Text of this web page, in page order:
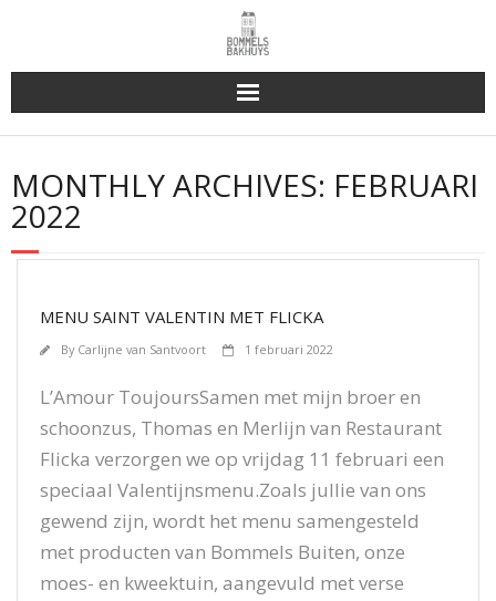
Bakhuys Buiten, verleden heden toekomst
Reserveren & Bestellen
MONTHLY ARCHIVES: FEBRUARI
2022
MENU SAINT VALENTIN MET FLICKA
By Carlijne van Santvoort 1 februari 2022
L’Amour ToujoursSamen met mijn broer en
schoonzus, Thomas en Merlijn van Restaurant
Flicka verzorgen we op vrijdag 11 februari een
speciaal Valentijnsmenu.Zoals jullie van ons
gewend zijn, wordt het menu samengesteld
met producten van Bommels Buiten, onze
moes- en kweektuin, aangevuld met verse